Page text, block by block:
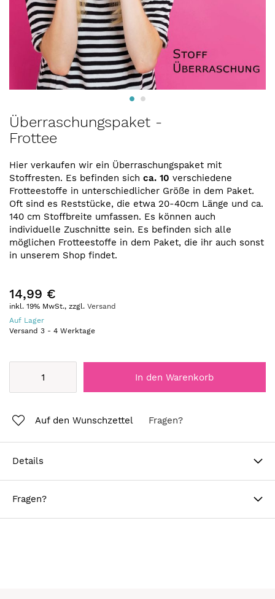
Zum
Anfang
der
springen
Überraschungspaket -
Frottee
Hier verkaufen wir ein Überraschungspaket mit
Stoffresten. Es befinden sich ca. 10 verschiedene
Frotteestoffe in unterschiedlicher Größe in dem Paket.
Oft sind es Reststücke, die etwa 20-40cm Länge und ca.
140 cm Stoffbreite umfassen. Es können auch
individuelle Zuschnitte sein. Es befinden sich alle
möglichen Frotteestoffe in dem Paket, die ihr auch sonst
in unserem Shop findet.
14,99 €
inkl. 19% MwSt., zzgl. Versand
Auf Lager
Versand 3 - 4 Werktage
In den Warenkorb
Auf den Wunschzettel Fragen?
Details
Fragen?